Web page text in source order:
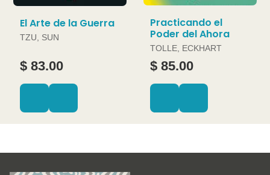
El Arte de la Guerra
TZU, SUN
$ 83.00
Practicando el
Poder del Ahora
TOLLE, ECKHART
$ 85.00